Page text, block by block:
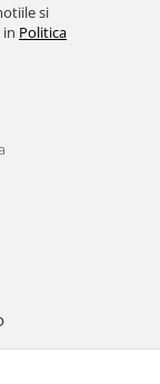
si
Politica